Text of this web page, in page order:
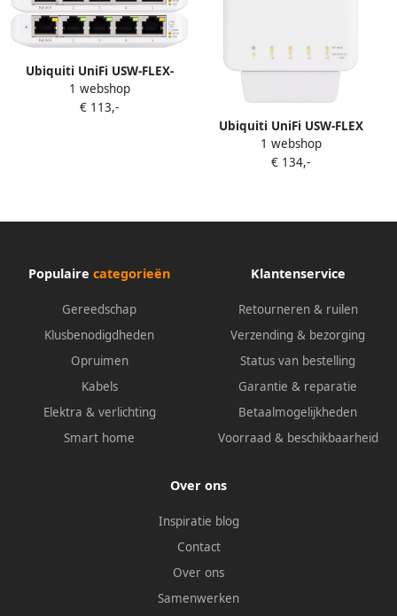
Ubiquiti UniFi USW-FLEX-
MINI 3-pack
1 webshop
€ 113,-
Ubiquiti UniFi USW-FLEX
1 webshop
€ 134,-
Populaire categorieën
Gereedschap
Klusbenodigdheden
Opruimen
Kabels
Elektra & verlichting
Smart home
Klantenservice
Retourneren & ruilen
Verzending & bezorging
Status van bestelling
Garantie & reparatie
Betaalmogelijkheden
Voorraad & beschikbaarheid
Over ons
Inspiratie blog
Contact
Over ons
Samenwerken